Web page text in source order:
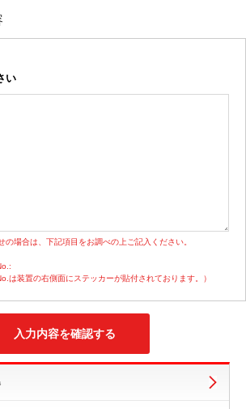
い
場合は、下記項目をお調べの上ご記入ください。
は装置の右側面にステッカーが貼付されております。）